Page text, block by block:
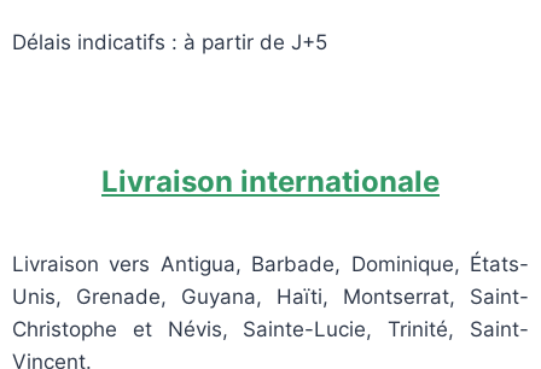
Délais indicatifs : à partir de J+5
Livraison internationale
Livraison vers Antigua, Barbade, Dominique, États-
Unis, Grenade, Guyana, Haïti, Montserrat, Saint-
Christophe et Névis, Sainte-Lucie, Trinité, Saint-
Vincent.